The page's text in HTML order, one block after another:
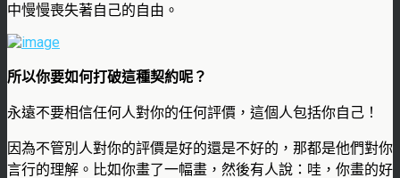
中慢慢喪失著自己的自由。
所以你要如何打破這種契約呢？
永遠不要相信任何人對你的任何評價，這個人包括你自己！
因為不管別人對你的評價是好的還是不好的，那都是他們對你
言行的理解。比如你畫了一幅畫，然後有人說：哇，你畫的好